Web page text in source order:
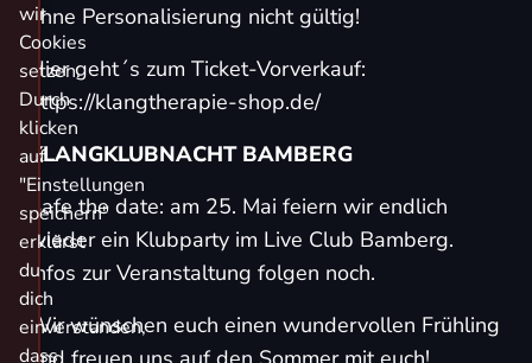
ohne Personalisierung nicht gültig!
Hier geht´s zum Ticket-Vorverkauf:
https://klangtherapie-shop.de/
KLANGKLUBNACHT BAMBERG
Safe the date: am 25. Mai feiern wir endlich
wieder ein Klubparty im Live Club Bamberg.
Infos zur Veranstaltung folgen noch.
Wir wünschen euch einen wundervollen Frühling
wir
Cookies
setzen.
Durch
klicken
auf
"Einstellungen
speichern"
erklärst
du
dich
einverstanden,
dass